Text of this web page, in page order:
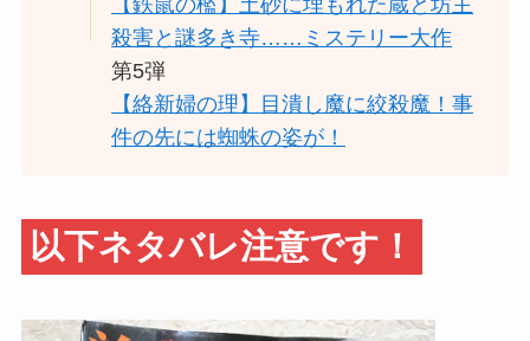
殺害と謎多き寺……ミステリー大作
第5弾
【絡新婦の理】目潰し魔に絞殺魔！事
件の先には蜘蛛の姿が！
以下ネタバレ注意です！